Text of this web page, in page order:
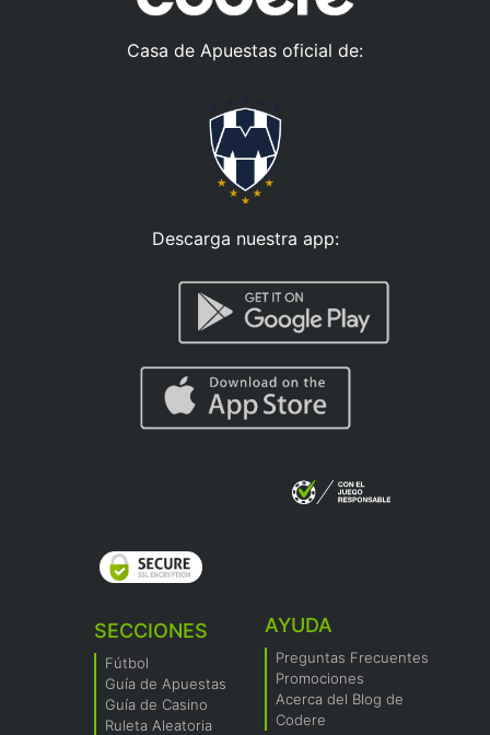
Casa de Apuestas oficial de:
Descarga nuestra app:
SECCIONES
Fútbol
Guía de Apuestas
Guía de Casino
Ruleta Aleatoria
AYUDA
Preguntas Frecuentes
Promociones
Acerca del Blog de
Codere